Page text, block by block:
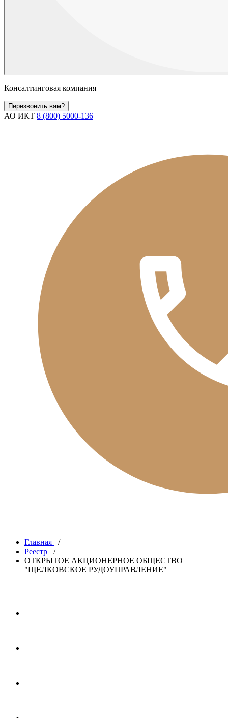
Консалтинговая компания
Перезвонить вам?
АО ИКТ 8 (800) 5000-136
Главная
/
Реестр
/
ОТКРЫТОЕ АКЦИОНЕРНОЕ ОБЩЕСТВО
"ЩЕЛКОВСКОЕ РУДОУПРАВЛЕНИЕ"